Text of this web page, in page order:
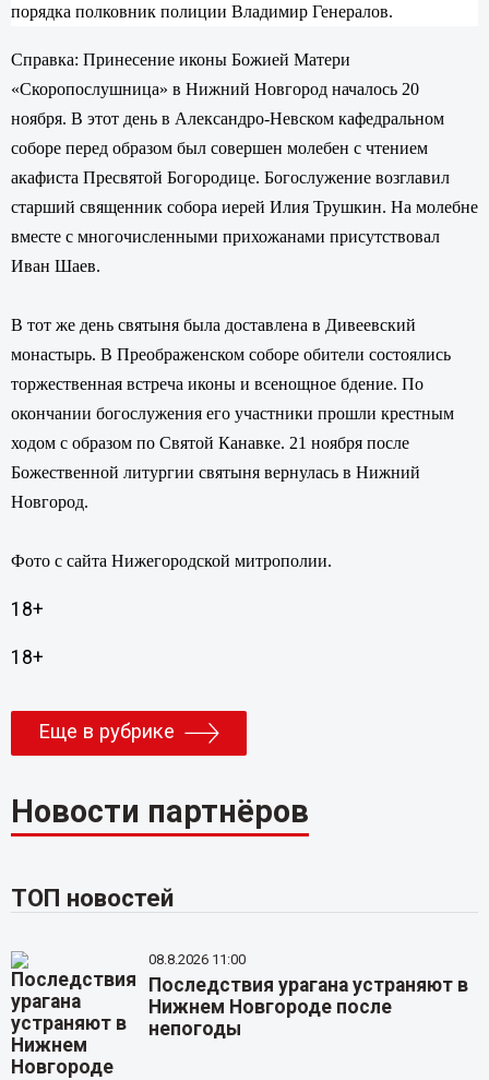
порядка полковник полиции Владимир Генералов.
Справка: Принесение иконы Божией Матери
«Скоропослушница» в Нижний Новгород началось 20
ноября. В этот день в Александро-Невском кафедральном
соборе перед образом был совершен молебен с чтением
акафиста Пресвятой Богородице. Богослужение возглавил
старший священник собора иерей Илия Трушкин. На молебне
вместе с многочисленными прихожанами присутствовал
Иван Шаев.
В тот же день святыня была доставлена в Дивеевский
монастырь. В Преображенском соборе обители состоялись
торжественная встреча иконы и всенощное бдение. По
окончании богослужения его участники прошли крестным
ходом с образом по Святой Канавке. 21 ноября после
Божественной литургии святыня вернулась в Нижний
Новгород.
Фото с сайта Нижегородской митрополии.
18+
18+
Еще в рубрике
Новости партнёров
ТОП новостей
08.8.2026 11:00
Последствия урагана устраняют в
Нижнем Новгороде после
непогоды